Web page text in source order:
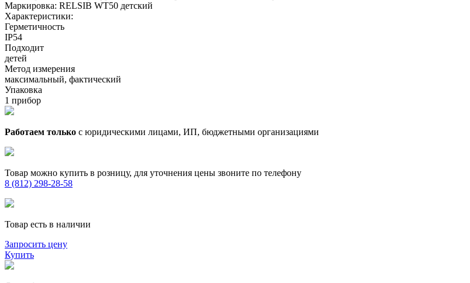
Маркировка: RELSIB WT50 детский
Характеристики:
Герметичность
IP54
Подходит
детей
Метод измерения
максимальный, фактический
Упаковка
1 прибор
Работаем только с юридическими лицами, ИП, бюджетными организациями
Товар можно купить в розницу, для уточнения цены звоните по телефону
8 (812) 298-28-58
Товар есть в наличии
Запросить цену
Купить